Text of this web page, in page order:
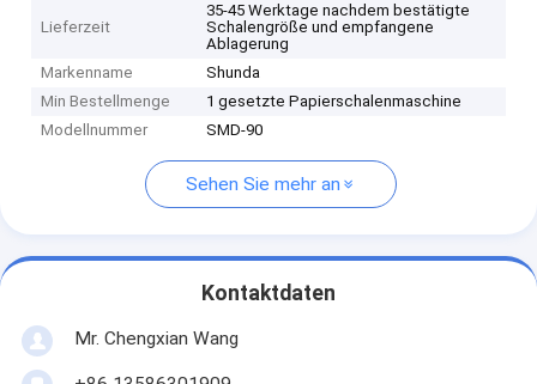
Lieferzeit
35-45 Werktage nachdem bestätigte
Schalengröße und empfangene
Ablagerung
Markenname
Shunda
Min Bestellmenge
1 gesetzte Papierschalenmaschine
Modellnummer
SMD-90
Sehen Sie mehr an
Kontaktdaten
Mr. Chengxian Wang